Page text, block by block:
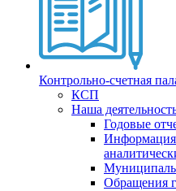
Контрольно-счетная
КСП
Наша
Годовые
Информация
Обращения